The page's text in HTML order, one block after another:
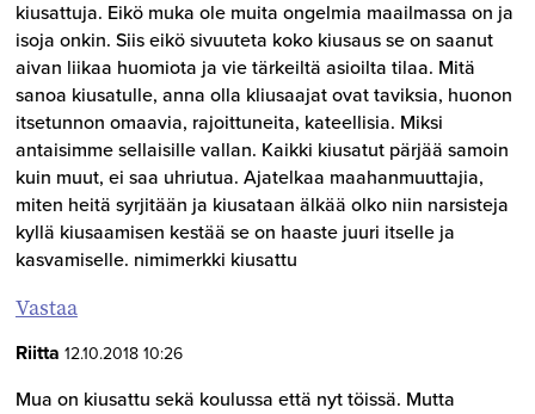
kiusattuja. Eikö muka ole muita ongelmia maailmassa on ja
isoja onkin. Siis eikö sivuuteta koko kiusaus se on saanut
aivan liikaa huomiota ja vie tärkeiltä asioilta tilaa. Mitä
sanoa kiusatulle, anna olla kliusaajat ovat taviksia, huonon
itsetunnon omaavia, rajoittuneita, kateellisia. Miksi
antaisimme sellaisille vallan. Kaikki kiusatut pärjää samoin
kuin muut, ei saa uhriutua. Ajatelkaa maahanmuuttajia,
miten heitä syrjitään ja kiusataan älkää olko niin narsisteja
kyllä kiusaamisen kestää se on haaste juuri itselle ja
kasvamiselle. nimimerkki kiusattu
Vastaa
Riitta 12.10.2018 10:26
Mua on kiusattu sekä koulussa että nyt töissä. Mutta